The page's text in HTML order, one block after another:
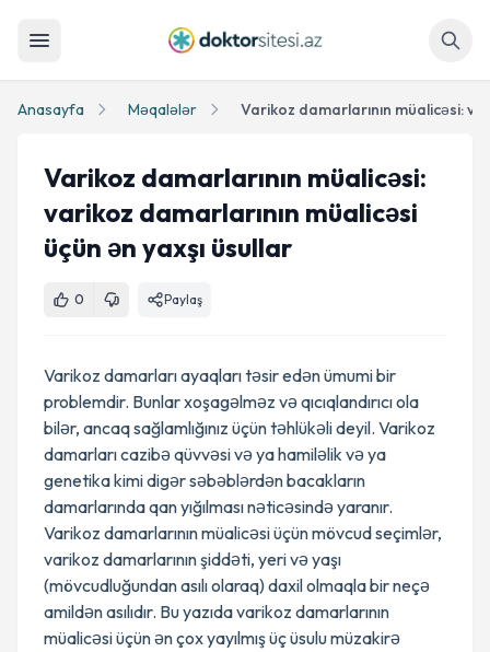
Anasayfa Məqalələr
Varikoz damarlarının müalicəsi:
varikoz damarlarının müalicəsi
üçün ən yaxşı üsullar
0 Paylaş
Varikoz damarları ayaqları təsir edən ümumi bir
problemdir. Bunlar xoşagəlməz və qıcıqlandırıcı ola
bilər, ancaq sağlamlığınız üçün təhlükəli deyil. Varikoz
damarları cazibə qüvvəsi və ya hamiləlik və ya
genetika kimi digər səbəblərdən bacakların
damarlarında qan yığılması nəticəsində yaranır.
Varikoz damarlarının müalicəsi üçün mövcud seçimlər,
varikoz damarlarının şiddəti, yeri və yaşı
(mövcudluğundan asılı olaraq) daxil olmaqla bir neçə
amildən asılıdır. Bu yazıda varikoz damarlarının
müalicəsi üçün ən çox yayılmış üç üsulu müzakirə